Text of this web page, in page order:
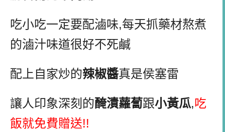
吃小吃一定要配滷味,每天抓藥材熬煮
的滷汁味道很好不死鹹
配上自家炒的辣椒醬真是侯塞雷
讓人印象深刻的醃漬蘿蔔跟小黃瓜,吃
飯就免費贈送!!